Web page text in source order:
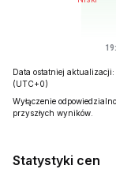
Data ostatniej
(UTC+0)
Wyłączenie
przyszłych wyników.
Statystyki cen